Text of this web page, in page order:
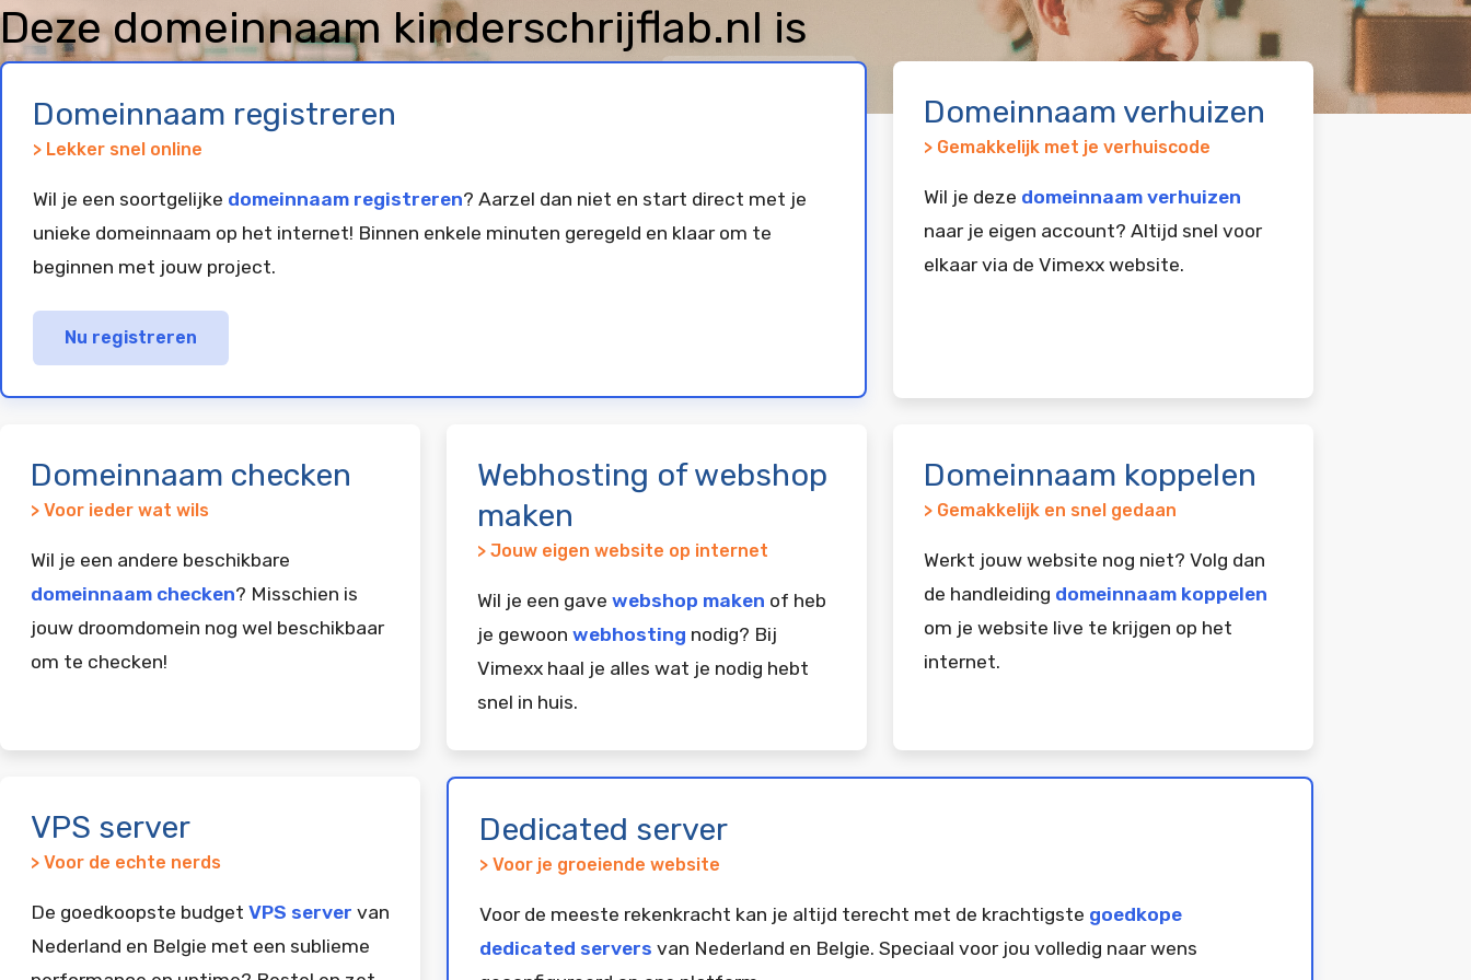
Deze domeinnaam kinderschrijflab.nl is
geregistreerd en geparkeerd bij
Domeinnaam registreren
> Lekker snel online
Wil je een soortgelijke domeinnaam registreren? Aarzel dan niet en start direct met je
unieke domeinnaam op het internet! Binnen enkele minuten geregeld en klaar om te
beginnen met jouw project.
Nu registreren
Domeinnaam verhuizen
> Gemakkelijk met je verhuiscode
Wil je deze domeinnaam verhuizen
naar je eigen account? Altijd snel voor
elkaar via de Vimexx website.
Domeinnaam checken
> Voor ieder wat wils
Wil je een andere beschikbare
domeinnaam checken? Misschien is
jouw droomdomein nog wel beschikbaar
om te checken!
Webhosting of webshop
maken
> Jouw eigen website op internet
Wil je een gave webshop maken of heb
je gewoon webhosting nodig? Bij
Vimexx haal je alles wat je nodig hebt
snel in huis.
Domeinnaam koppelen
> Gemakkelijk en snel gedaan
Werkt jouw website nog niet? Volg dan
de handleiding domeinnaam koppelen
om je website live te krijgen op het
internet.
VPS server
> Voor de echte nerds
De goedkoopste budget VPS server van
Nederland en Belgie met een sublieme
Dedicated server
> Voor je groeiende website
Voor de meeste rekenkracht kan je altijd terecht met de krachtigste goedkope
dedicated servers van Nederland en Belgie. Speciaal voor jou volledig naar wens